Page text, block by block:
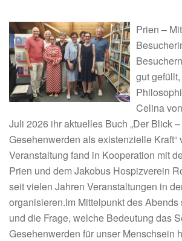
Prien –
gut
Celina
Juli 2026 ihr aktuelles Buch „Der Blick
Gesehenwerden als existenzielle Kraft“
Veranstaltung fand in Kooperation mit
Prien und dem Jakobus Hospizverein
seit vielen Jahren Veranstaltungen in
organisieren.Im Mittelpunkt des
und die Frage, welche Bedeutung das
Gesehenwerden für unser Menschsein